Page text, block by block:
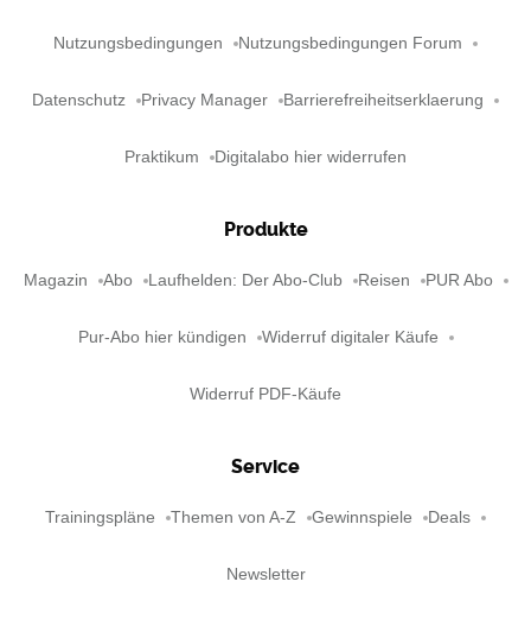
Nutzungsbedingungen Nutzungsbedingungen Forum
Datenschutz Privacy Manager Barrierefreiheitserklaerung
Praktikum Digitalabo hier widerrufen
Produkte
Magazin Abo Laufhelden: Der Abo-Club Reisen PUR Abo
Pur-Abo hier kündigen Widerruf digitaler Käufe
Widerruf PDF-Käufe
Service
Trainingspläne Themen von A-Z Gewinnspiele Deals
Newsletter